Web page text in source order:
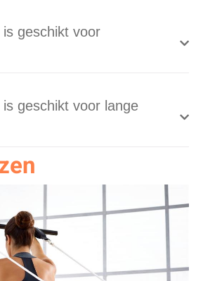
geschikt voor
geschikt voor lange